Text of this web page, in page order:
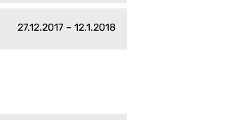
27.12.2017 – 12.1.2018